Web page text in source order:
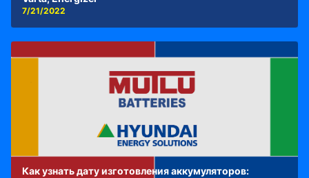
7/21/2022
Как узнать дату изготовления аккумуляторов: